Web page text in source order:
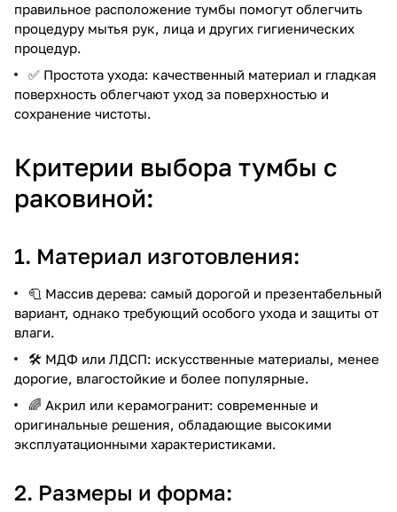
правильное расположение тумбы помогут облегчить
процедуру мытья рук, лица и других гигиенических
процедур.
✅ Простота ухода: качественный материал и гладкая
поверхность облегчают уход за поверхностью и
сохранение чистоты.
Критерии выбора тумбы с
раковиной:
1. Материал изготовления:
🧻 Массив дерева: самый дорогой и презентабельный
вариант, однако требующий особого ухода и защиты от
влаги.
🛠️ МДФ или ЛДСП: искусственные материалы, менее
дорогие, влагостойкие и более популярные.
🌈 Акрил или керамогранит: современные и
оригинальные решения, обладающие высокими
эксплуатационными характеристиками.
2. Размеры и форма: